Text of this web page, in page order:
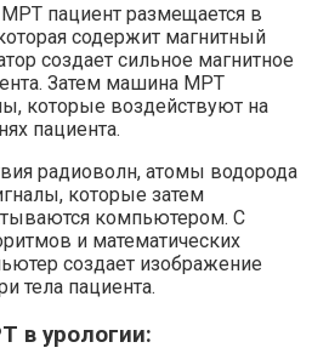
пациент размещается в
содержит магнитный
создает сильное магнитное
Затем машина МРТ
которые воздействуют на
пациента.
радиоволн, атомы водорода
которые затем
компьютером. С
и математических
создает изображение
тела пациента.
в урологии: